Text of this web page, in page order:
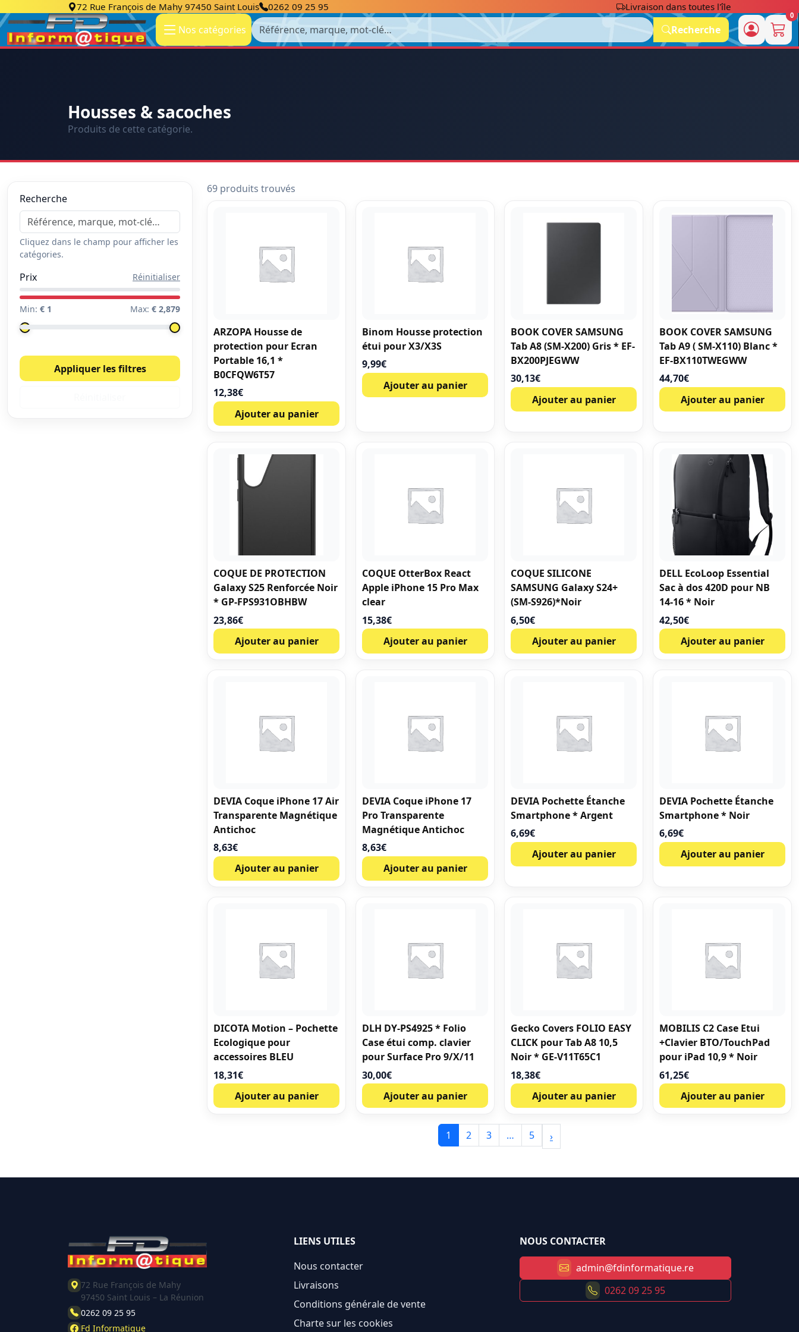
72 Rue François de Mahy 97450 Saint Louis 0262 09 25 95 Livraison dans toutes l'île
Nos catégories Recherche Recherche
0
Housses & sacoches
Produits de cette catégorie.
Recherche
Cliquez dans le champ pour afficher les
catégories.
Prix Réinitialiser
Min: € 1 Max: € 2,879
Appliquer les filtres
69 produits trouvés
ARZOPA Housse de
protection pour Ecran
Portable 16,1 *
B0CFQW6T57
12,38€
Ajouter au panier
Binom Housse protection
étui pour X3/X3S
9,99€
Ajouter au panier
BOOK COVER SAMSUNG
Tab A8 (SM-X200) Gris * EF-
BX200PJEGWW
30,13€
Ajouter au panier
BOOK COVER SAMSUNG
Tab A9 ( SM-X110) Blanc *
EF-BX110TWEGWW
44,70€
Ajouter au panier
COQUE DE PROTECTION
Galaxy S25 Renforcée Noir
* GP-FPS931OBHBW
23,86€
Ajouter au panier
COQUE OtterBox React
Apple iPhone 15 Pro Max
clear
15,38€
Ajouter au panier
COQUE SILICONE
SAMSUNG Galaxy S24+
(SM-S926)*Noir
6,50€
Ajouter au panier
DELL EcoLoop Essential
Sac à dos 420D pour NB
14-16 * Noir
42,50€
Ajouter au panier
DEVIA Coque iPhone 17 Air
Transparente Magnétique
Antichoc
8,63€
Ajouter au panier
DEVIA Coque iPhone 17
Pro Transparente
Magnétique Antichoc
8,63€
Ajouter au panier
DEVIA Pochette Étanche
Smartphone * Argent
6,69€
Ajouter au panier
DEVIA Pochette Étanche
Smartphone * Noir
6,69€
Ajouter au panier
DICOTA Motion – Pochette
Ecologique pour
accessoires BLEU
18,31€
Ajouter au panier
DLH DY-PS4925 * Folio
Case étui comp. clavier
pour Surface Pro 9/X/11
30,00€
Ajouter au panier
Gecko Covers FOLIO EASY
CLICK pour Tab A8 10,5
Noir * GE-V11T65C1
18,38€
Ajouter au panier
MOBILIS C2 Case Etui
+Clavier BTO/TouchPad
pour iPad 10,9 * Noir
61,25€
Ajouter au panier
1 2 3 … 5 ›
72 Rue François de Mahy
97450 Saint Louis – La Réunion
0262 09 25 95
Fd Informatique
LIENS UTILES
Nous contacter
Livraisons
Conditions générale de vente
Charte sur les cookies
NOUS CONTACTER
admin@fdinformatique.re
0262 09 25 95